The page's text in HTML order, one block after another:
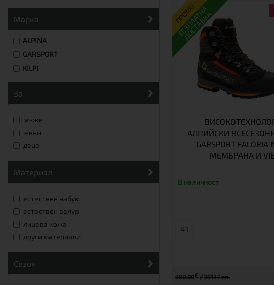
Марка
ALPINA
GARSPORT
KILPI
за
мъже
жени
деца
материал
естествен набук
естествен велур
лицева кожа
други материали
сезон
ПРОМО
БЕЗПЛАТНА
ДОСТАВКА
АЛПИЙСКИ
GARSPORT FALORIA
МЕМБРАНА И
В наличност
41
200.00€ 391.17 лв.